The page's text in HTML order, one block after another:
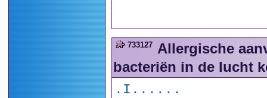
733127 Allergische
bacteriën in de lucht
.I......